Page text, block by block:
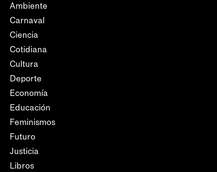
Ambiente
Carnaval
Ciencia
Cotidiana
Cultura
Deporte
Economía
Educación
Feminismos
Futuro
Justicia
Libros